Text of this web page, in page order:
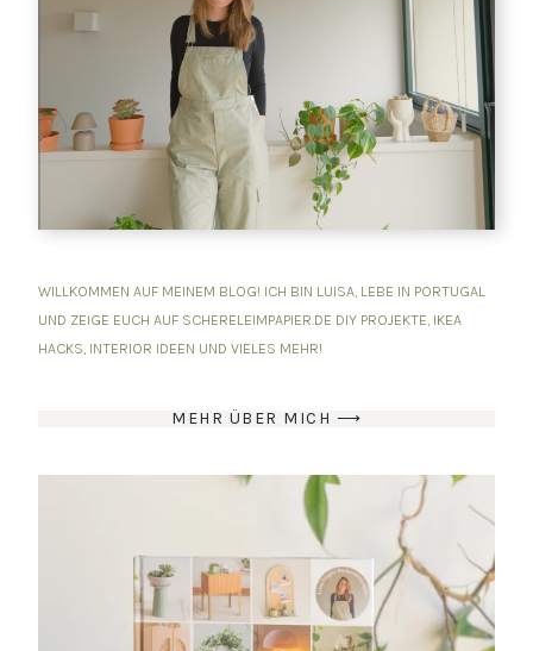
WILLKOMMEN AUF MEINEM BLOG! ICH BIN LUISA, LEBE IN PORTUGAL
UND ZEIGE EUCH AUF SCHERELEIMPAPIER.DE DIY PROJEKTE, IKEA
HACKS, INTERIOR IDEEN UND VIELES MEHR!
MEHR ÜBER MICH ⟶